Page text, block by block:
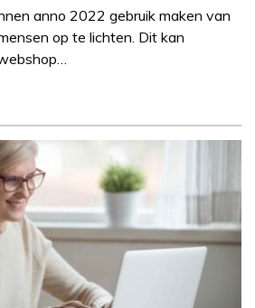
anno 2022 gebruik maken van
op te lichten. Dit kan